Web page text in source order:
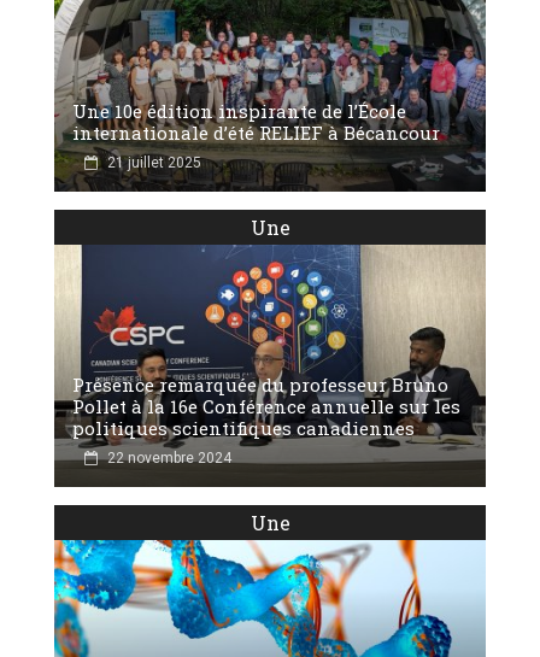
Une 10e édition inspirante de l’École
internationale d’été RELIEF à Bécancour
21 juillet 2025
Une
Présence remarquée du professeur Bruno
Pollet à la 16e Conférence annuelle sur les
politiques scientifiques canadiennes
22 novembre 2024
Une